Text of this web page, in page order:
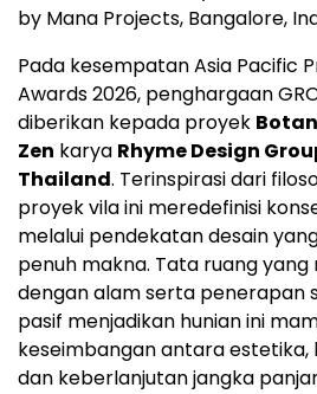
by Mana Projects, Bangalore,
Pada kesempatan Asia Pacific
Awards 2026, penghargaan
diberikan kepada proyek
Zen karya Rhyme Design
Thailand. Terinspirasi dari
proyek vila ini meredefinisi
melalui pendekatan desain
penuh makna. Tata ruang
dengan alam serta penerapan
pasif menjadikan hunian ini
keseimbangan antara estetika,
dan keberlanjutan jangka